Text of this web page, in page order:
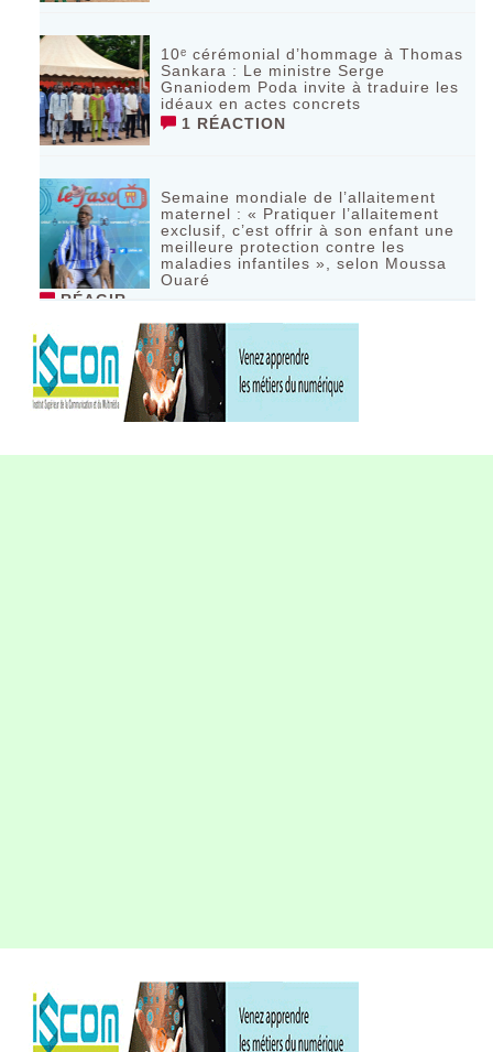
10ᵉ cérémonial d’hommage à Thomas
Sankara : Le ministre Serge
Gnaniodem Poda invite à traduire les
idéaux en actes concrets
1 RÉACTION
Semaine mondiale de l’allaitement
maternel : « Pratiquer l’allaitement
exclusif, c’est offrir à son enfant une
meilleure protection contre les
maladies infantiles », selon Moussa
Ouaré
RÉAGIR